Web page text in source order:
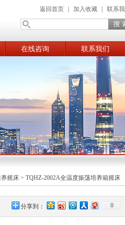
返回首页 加入收藏 联系
在线咨询 联系我们
摇床 > TQHZ-2002A全温度振荡培养箱摇床
分享到： 0